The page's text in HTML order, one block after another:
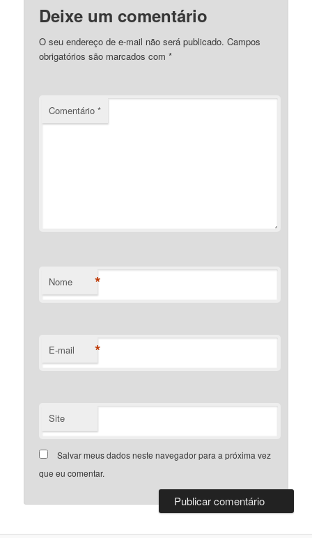
Deixe um comentário
O seu endereço de e-mail não será publicado. Campos
obrigatórios são marcados com*
Comentário*
Nome *
E-mail *
Site
Salvar meus dados neste navegador para a próxima vez
que eu comentar.